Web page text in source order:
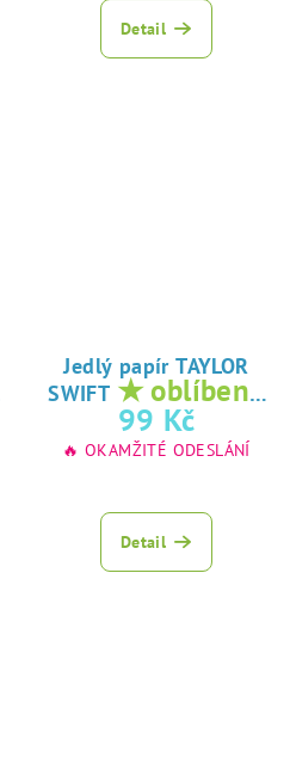
Detail
Jedlý papír TAYLOR
SWIFT ★ oblíbený
tisk na jedlý
papír
99 Kč
🔥 OKAMŽITÉ ODESLÁNÍ
Detail